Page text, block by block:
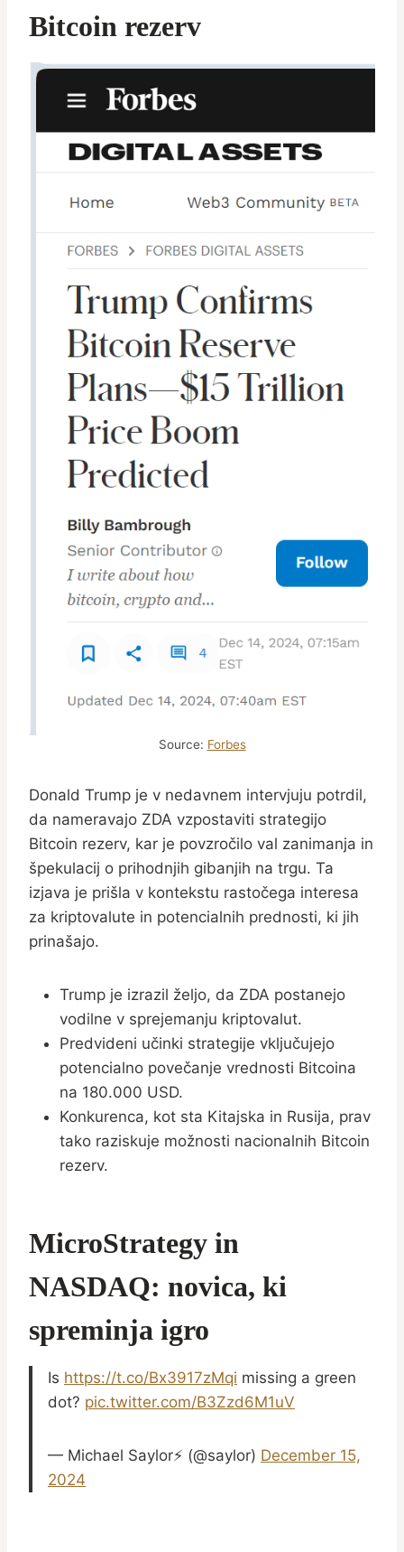
Bitcoin rezerv
Source: Forbes
Donald Trump je v nedavnem intervjuju potrdil,
da nameravajo ZDA vzpostaviti strategijo
Bitcoin rezerv, kar je povzročilo val zanimanja in
špekulacij o prihodnjih gibanjih na trgu. Ta
izjava je prišla v kontekstu rastočega interesa
za kriptovalute in potencialnih prednosti, ki jih
prinašajo.
Trump je izrazil željo, da ZDA postanejo
vodilne v sprejemanju kriptovalut.
Predvideni učinki strategije vključujejo
potencialno povečanje vrednosti Bitcoina
na 180.000 USD.
Konkurenca, kot sta Kitajska in Rusija, prav
tako raziskuje možnosti nacionalnih Bitcoin
rezerv.
MicroStrategy in
NASDAQ: novica, ki
spreminja igro
Is https://t.co/Bx3917zMqi missing a green
dot? pic.twitter.com/B3Zzd6M1uV
— Michael Saylor⚡️ (@saylor) December 15,
2024